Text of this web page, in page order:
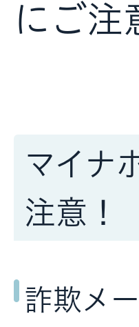
にご注
マイナ
注意！
詐欺メ